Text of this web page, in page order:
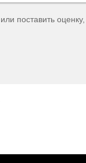
поставить